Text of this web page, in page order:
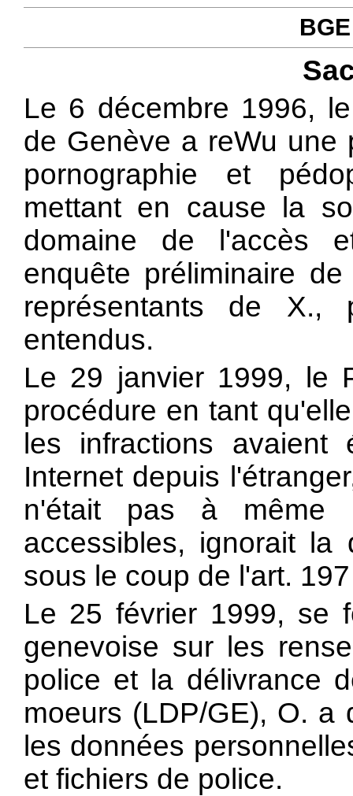
Le 6 décembre 1996,
de Genève a reWu une
pornographie et
mettant en cause la
domaine de l'accès
enquête préliminaire
représentants de
entendus.
Le 29 janvier 1999, le
procédure en tant
les infractions
Internet depuis
n'était pas à même
accessibles, ignorait la
sous le coup de l'art. 197
Le 25 février 1999, se
genevoise sur les
police et la délivrance
moeurs (LDP/GE), O. a
les données
et fichiers de police.